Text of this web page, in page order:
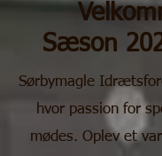
Sæson
Sørbymagle
hvor passion for
mødes. Oplev et